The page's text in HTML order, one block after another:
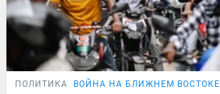
ПОЛИТИКА ВОЙНА НА БЛИЖНЕМ ВОСТОКЕ